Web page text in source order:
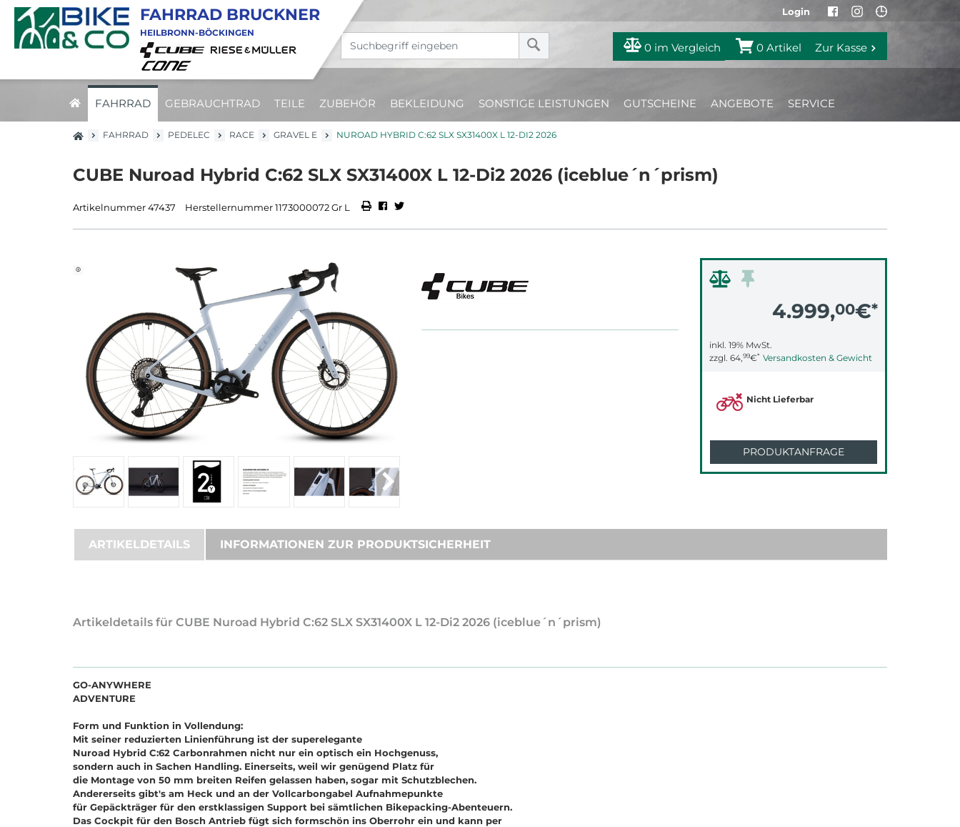
Login
0 im Vergleich 0 Artikel Zur Kasse
FAHRRAD GEBRAUCHTRAD TEILE ZUBEHÖR BEKLEIDUNG SONSTIGE LEISTUNGEN GUTSCHEINE ANGEBOTE SERVICE
FAHRRAD BRUCKNER
HEILBRONN-BÖCKINGEN
FAHRRAD PEDELEC RACE GRAVEL E NUROAD HYBRID C:62 SLX SX31400X L 12-DI2 2026
CUBE Nuroad Hybrid C:62 SLX SX31400X L 12-Di2 2026 (iceblue´n´prism)
Artikelnummer 47437 Herstellernummer 1173000072 Gr L
4.999,00€*
inkl. 19% MwSt.
zzgl. 64,99€* Versandkosten & Gewicht
Nicht Lieferbar
PRODUKTANFRAGE
ARTIKELDETAILS INFORMATIONEN ZUR PRODUKTSICHERHEIT
Artikeldetails für CUBE Nuroad Hybrid C:62 SLX SX31400X L 12-Di2 2026 (iceblue´n´prism)
GO-ANYWHERE
ADVENTURE
Form und Funktion in Vollendung:
Mit seiner reduzierten Linienführung ist der superelegante
Nuroad Hybrid C:62 Carbonrahmen nicht nur ein optisch ein Hochgenuss,
sondern auch in Sachen Handling. Einerseits, weil wir genügend Platz für
die Montage von 50 mm breiten Reifen gelassen haben, sogar mit Schutzblechen.
Andererseits gibt's am Heck und an der Vollcarbongabel Aufnahmepunkte
für Gepäckträger für den erstklassigen Support bei sämtlichen Bikepacking-Abenteuern.
Das Cockpit für den Bosch Antrieb fügt sich formschön ins Oberrohr ein und kann per